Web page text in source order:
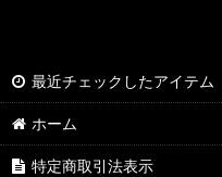
最近チェックしたアイテム
ホーム
特定商取引法表示